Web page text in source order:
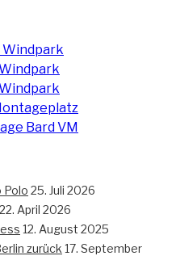
Windpark
Bard VM
Polo 25. Juli 2026
22. April 2026
12. August 2025
zurück 17. September